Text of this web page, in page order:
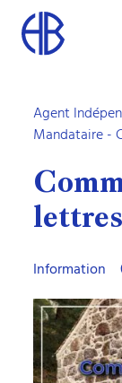
Agent
Mandataire-
Information